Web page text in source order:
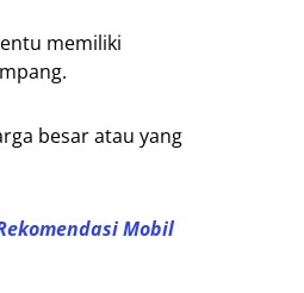
memiliki
besar atau yang
Mobil